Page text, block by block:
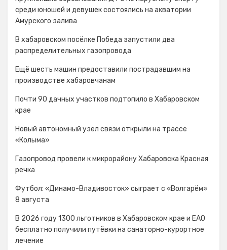
среди юношей и девушек состоялись на акватории
Амурского залива
В хабаровском посёлке Победа запустили два
распределительных газопровода
Ещё шесть машин предоставили пострадавшим на
производстве хабаровчанам
Почти 90 дачных участков подтопило в Хабаровском
крае
Новый автономный узел связи открыли на трассе
«Колыма»
Газопровод провели к микрорайону Хабаровска Красная
речка
Футбол: «Динамо-Владивосток» сыграет с «Волгарём»
8 августа
В 2026 году 1300 льготников в Хабаровском крае и ЕАО
бесплатно получили путёвки на санаторно-курортное
лечение